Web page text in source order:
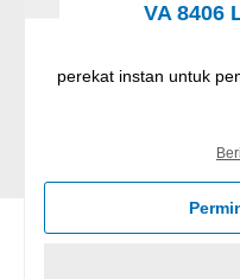
VA 8406
perekat instan untuk